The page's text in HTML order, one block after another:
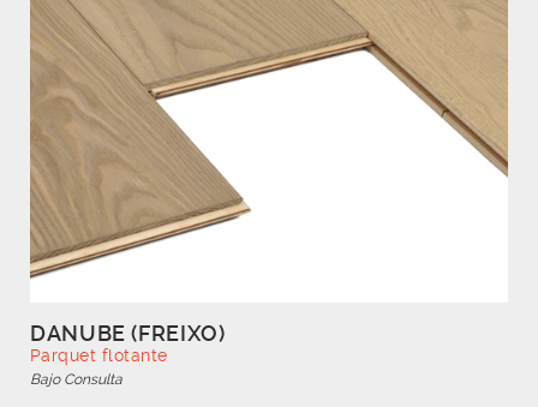
DANUBE (FREIXO)
Parquet flotante
Bajo Consulta